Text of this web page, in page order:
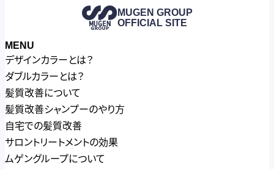
MUGEN GROUP
OFFICIAL SITE
MENU
デザインカラーとは？
ダブルカラーとは？
髪質改善について
髪質改善シャンプーのやり方
自宅での髪質改善
サロントリートメントの効果
ムゲングループについて